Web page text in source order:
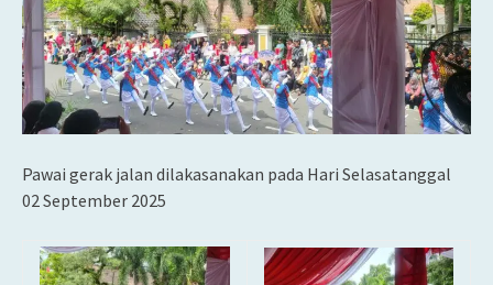
Pawai gerak jalan dilakasanakan pada Hari Selasatanggal
02 September 2025